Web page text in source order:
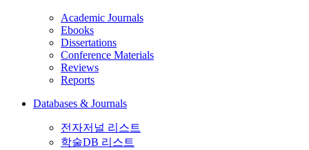
Academic Journals
Ebooks
Dissertations
Conference Materials
Reviews
Reports
Databases & Journals
전자저널 리스트
학술DB 리스트